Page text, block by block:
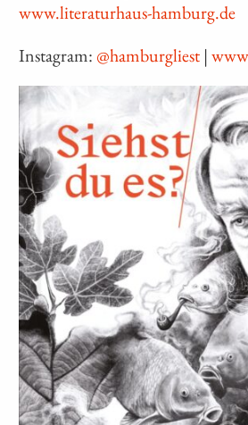
www.literaturhaus-hamburg.de
Instagram: @hamburgliest |